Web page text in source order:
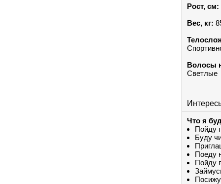
Рост, см:
Вес, кг:
Волосы
Светлые
Что я
Пойду
Буду
Поеду
Пойду